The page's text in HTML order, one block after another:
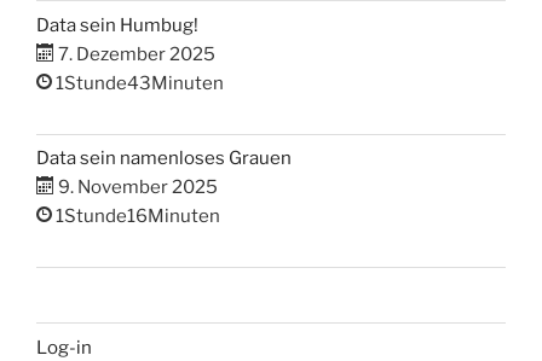
Data sein Humbug!
7. Dezember 2025
1Stunde43Minuten
Data sein namenloses Grauen
9. November 2025
1Stunde16Minuten
Log-in